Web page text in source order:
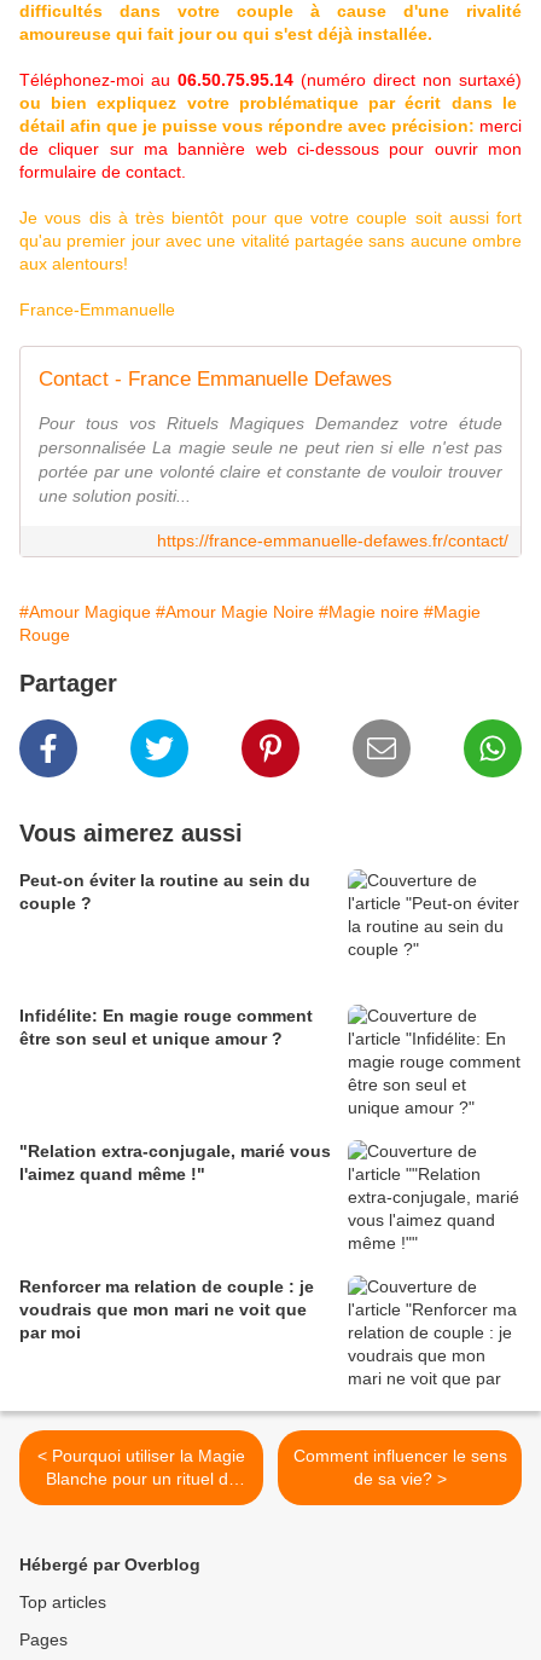
difficultés dans votre couple à cause d'une rivalité
amoureuse qui fait jour ou qui s'est déjà installée.
Téléphonez-moi au 06.50.75.95.14 (numéro direct non surtaxé)
ou bien expliquez votre problématique par écrit dans le
détail afin que je puisse vous répondre avec précision: merci
de cliquer sur ma bannière web ci-dessous pour ouvrir mon
formulaire de contact.
Je vous dis à très bientôt pour que votre couple soit aussi fort
qu'au premier jour avec une vitalité partagée sans aucune ombre
aux alentours!
France-Emmanuelle
Contact - France Emmanuelle Defawes
Pour tous vos Rituels Magiques Demandez votre étude
personnalisée La magie seule ne peut rien si elle n'est pas
portée par une volonté claire et constante de vouloir trouver
une solution positi...
https://france-emmanuelle-defawes.fr/contact/
#Amour Magique #Amour Magie Noire #Magie noire #Magie
Rouge
Partager
Vous aimerez aussi
Peut-on éviter la routine au sein du
couple ?
Infidélite: En magie rouge comment
être son seul et unique amour ?
"Relation extra-conjugale, marié vous
l'aimez quand même !"
Renforcer ma relation de couple : je
voudrais que mon mari ne voit que
par moi
< Pourquoi utiliser la Magie
Blanche pour un rituel de
retour d'affection?
Comment influencer le sens
de sa vie? >
Hébergé par Overblog
Top articles
Pages